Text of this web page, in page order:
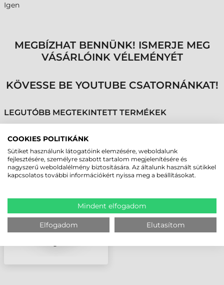
Igen
MEGBÍZHAT BENNÜNK! ISMERJE MEG
VÁSÁRLÓINK VÉLEMÉNYÉT
KÖVESSE BE YOUTUBE CSATORNÁNKAT!
LEGUTÓBB MEGTEKINTETT TERMÉKEK
ZEBRA TÖLTŐ, 1-ES,
QLN220, QLN320,
QLN420, QLN220 HC,
QLN320 HC, ZQ510,
COOKIES POLITIKÁNK
Sütiket használunk látogatóink elemzésére, weboldalunk
fejlesztésére, személyre szabott tartalom megjelenítésére és
nagyszerű weboldalélmény biztosítására. Az általunk használt sütikkel
kapcsolatos további információkért nyissa meg a beállításokat.
Mindent elfogadom
Elfogadom Elutasítom